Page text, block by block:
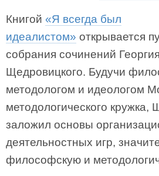
Книгой «Я всегда был
идеалистом» открывается
собрания сочинений
Щедровицкого. Будучи
методологом и идеологом
методологического кружка,
заложил основы
деятельностных игр,
философскую и